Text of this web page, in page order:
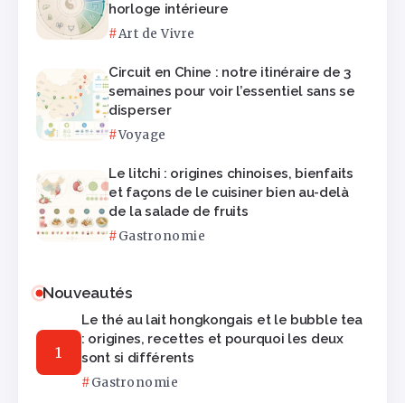
horloge intérieure
Art de Vivre
Circuit en Chine : notre itinéraire de 3
semaines pour voir l’essentiel sans se
disperser
Voyage
Le litchi : origines chinoises, bienfaits
et façons de le cuisiner bien au-delà
de la salade de fruits
Gastronomie
Nouveautés
Le thé au lait hongkongais et le bubble tea
: origines, recettes et pourquoi les deux
sont si différents
Gastronomie